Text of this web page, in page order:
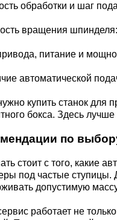
обработки и шаг
вращения
питание и
автоматической
купить станок для
бокса. Здесь
по
стоит с того, какие
под частые ступицы.
допустимую
работает не